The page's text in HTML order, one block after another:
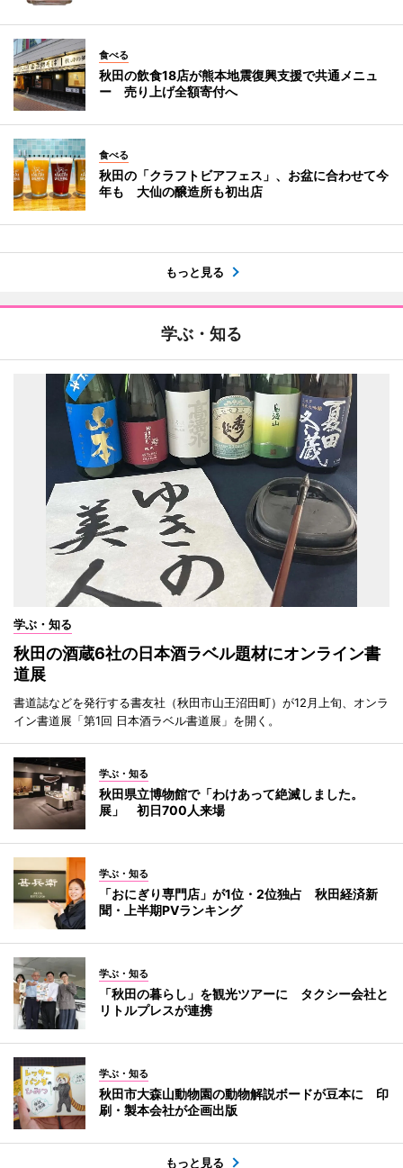
食べる
秋田の飲食18店が熊本地震復興支援で共通メニュ
ー 売り上げ全額寄付へ
食べる
秋田の「クラフトビアフェス」、お盆に合わせて今
年も 大仙の醸造所も初出店
もっと見る
学ぶ・知る
学ぶ・知る
秋田の酒蔵6社の日本酒ラベル題材にオンライン書
道展
書道誌などを発行する書友社（秋田市山王沼田町）が12月上旬、オンラ
イン書道展「第1回 日本酒ラベル書道展」を開く。
学ぶ・知る
秋田県立博物館で「わけあって絶滅しました。
展」 初日700人来場
学ぶ・知る
「おにぎり専門店」が1位・2位独占 秋田経済新
聞・上半期PVランキング
学ぶ・知る
「秋田の暮らし」を観光ツアーに タクシー会社と
リトルプレスが連携
学ぶ・知る
秋田市大森山動物園の動物解説ボードが豆本に 印
刷・製本会社が企画出版
もっと見る